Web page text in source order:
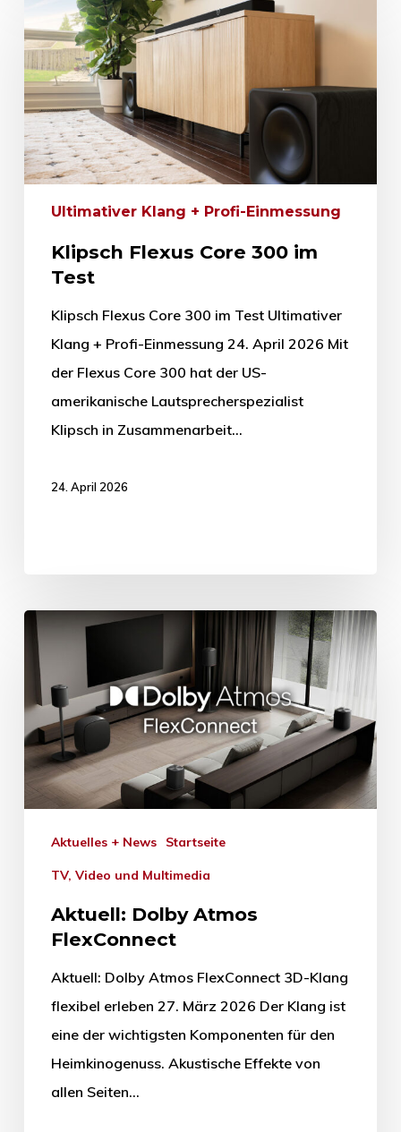
Ultimativer Klang + Profi-Einmessung
Klipsch Flexus Core 300 im
Test
Klipsch Flexus Core 300 im Test Ultimativer
Klang + Profi-Einmessung 24. April 2026 Mit
der Flexus Core 300 hat der US-
amerikanische Lautsprecherspezialist
Klipsch in Zusammenarbeit…
24. April 2026
Aktuelles + News Startseite
TV, Video und Multimedia
Aktuell: Dolby Atmos
FlexConnect
Aktuell: Dolby Atmos FlexConnect 3D-Klang
flexibel erleben 27. März 2026 Der Klang ist
eine der wichtigsten Komponenten für den
Heimkinogenuss. Akustische Effekte von
allen Seiten…